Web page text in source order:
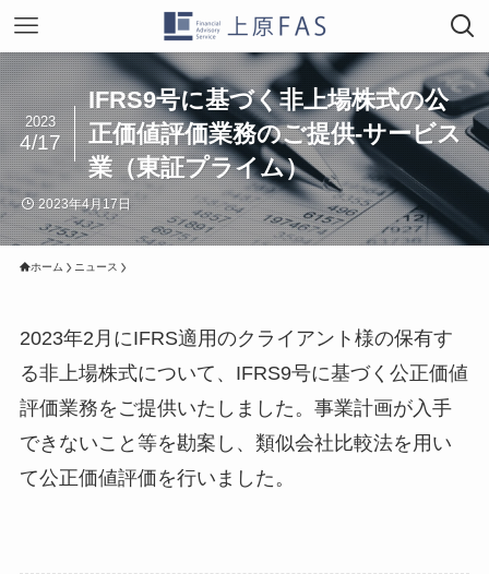
IFRS9号に基づく非上場株式の公
正価値評価業務のご提供-サービス
業（東証プライム）
2023
4/17
2023年4月17日
ホーム ニュース
2023年2月にIFRS適用のクライアント様の保有す
る非上場株式について、IFRS9号に基づく公正価値
評価業務をご提供いたしました。事業計画が入手
できないこと等を勘案し、類似会社比較法を用い
て公正価値評価を行いました。